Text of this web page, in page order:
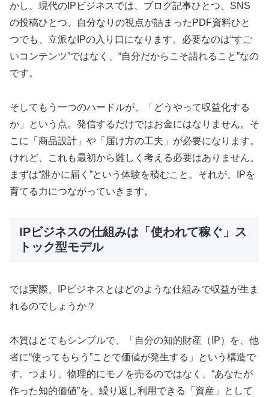
かし、現代のIPビジネスでは、ブログ記事ひとつ、SNS
の投稿ひとつ、自分なりの視点が詰まったPDF資料ひと
つでも、立派なIPの入り口になります。必要なのは“すご
いコンテンツ”ではなく、“自分だからこそ語れること”なの
です。
そしてもう一つのハードルが、「どうやって収益化する
か」という点。発信するだけではお金にはなりません。そ
こに「商品設計」や「届け方の工夫」が必要になります。
けれど、これも最初から難しく考える必要はありません。
まずは“誰かに届く”という体験を積むこと。それが、IPを
育てる力につながっていきます。
IPビジネスの仕組みは「使われて稼ぐ」ス
トック型モデル
では実際、IPビジネスとはどのような仕組みで収益が生ま
れるのでしょうか？
本質はとてもシンプルで、「自分の知的財産（IP）を、他
者に“使ってもらう”ことで価値が発生する」という構造で
す。つまり、物理的にモノを売るのではなく、“あなたが
作った知的価値”を、繰り返し利用できる「資産」として